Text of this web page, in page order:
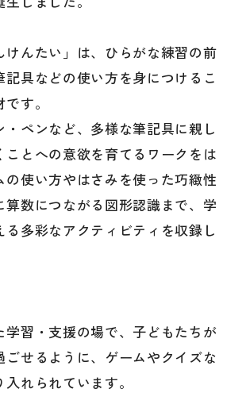
典
けんたい」は、ひらがな練習の前
記具などの使い方を身につけるこ
す。
・ペンなど、多様な筆記具に親し
ことへの意欲を育てるワークをは
の使い方やはさみを使った巧緻性
算数につながる図形認識まで、学
る多彩なアクティビティを収録し
学習・支援の場で、子どもたちが
ごせるように、ゲームやクイズな
れられています。